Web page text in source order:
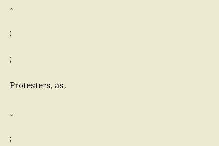
。
;
;
Protesters, as。
。
;